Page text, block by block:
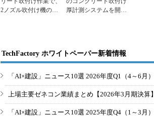
2ノズル吹付け機の自
厚計測システムを開
TechFactory ホワイトペーパー新着情報
「AI×建設」ニュース10選 2026年度Q1（4～6月）
上場主要ゼネコン業績まとめ【2026年3月期決算】
「AI×建設」ニュース10選 2025年度Q4（1～3月）